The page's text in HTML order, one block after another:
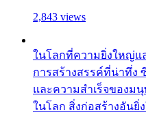
2,843 views
ในโลกที่ความยิ่งใหญ่แ
การสร้างสรรค์ที่น่าทึ่ง
และความสำเร็จของ
ในโลก สิ่งก่อสร้างอันยิ่